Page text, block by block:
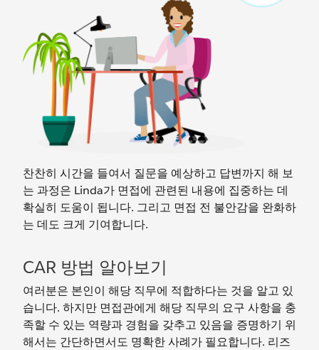
찬찬히 시간을 들여서 질문을 예상하고 답변까지 해 보
는 과정은 Linda가 면접에 관련된 내용에 집중하는 데
확실히 도움이 됩니다. 그리고 면접 전 불안감을 완화하
는 데도 크게 기여합니다.
CAR 방법 알아보기
여러분은 본인이 해당 직무에 적합하다는 것을 알고 있
습니다. 하지만 면접관에게 해당 직무의 요구 사항을 충
족할 수 있는 역량과 경험을 갖추고 있음을 증명하기 위
해서는 간단하면서도 명확한 사례가 필요합니다. 리즈